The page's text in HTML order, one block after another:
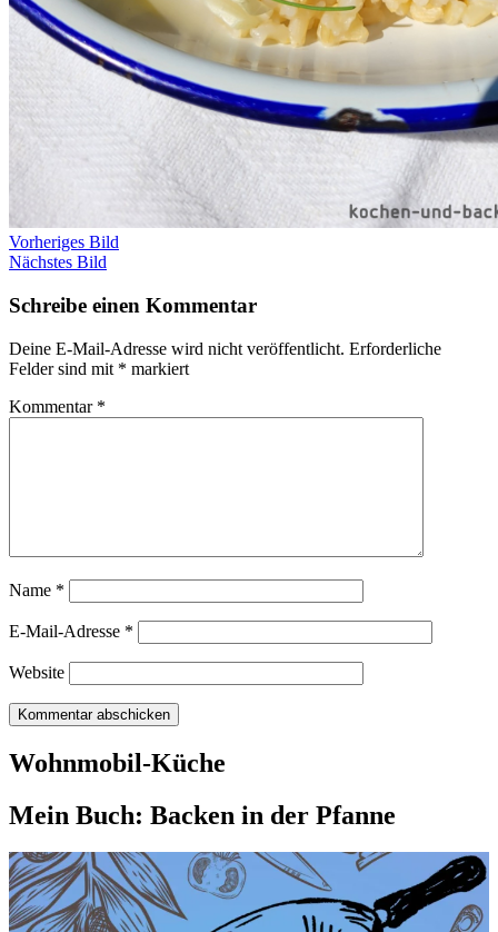
Vorheriges Bild
Nächstes Bild
Schreibe einen Kommentar
Deine E-Mail-Adresse wird nicht veröffentlicht. Erforderliche
Felder sind mit * markiert
Kommentar *
Name *
E-Mail-Adresse *
Website
Wohnmobil-Küche
Mein Buch: Backen in der Pfanne